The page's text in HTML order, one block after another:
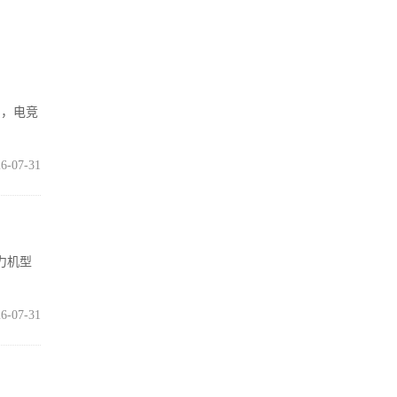
电竞
07-31
机型
07-31